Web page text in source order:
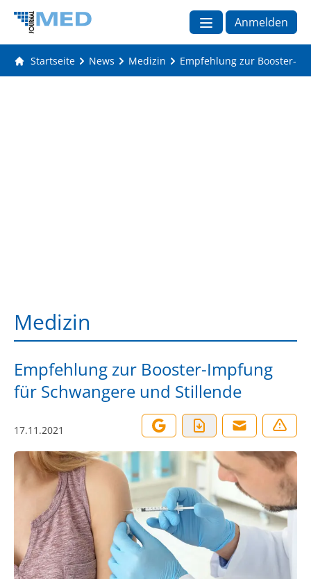
Anmelden
Startseite News Medizin Empfehlung zur Booster-
Medizin
Empfehlung zur Booster-Impfung
für Schwangere und Stillende
17.11.2021